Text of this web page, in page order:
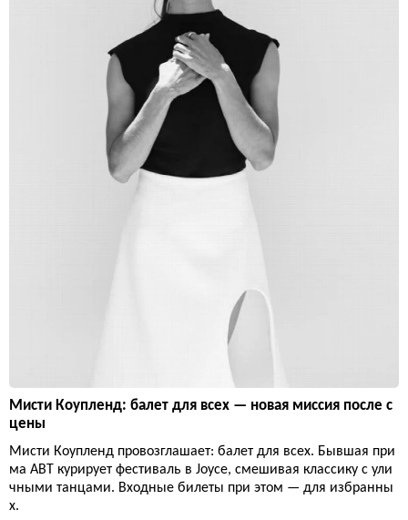
Мисти Коупленд: балет для всех — новая миссия после с
цены
Мисти Коупленд провозглашает: балет для всех. Бывшая при
ма ABT курирует фестиваль в Joyce, смешивая классику с ули
чными танцами. Входные билеты при этом — для избранны
х.